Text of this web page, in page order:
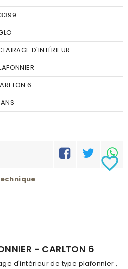
D'INTÉRIEUR
6
- CARLTON 6
d'intérieur de type plafonnier ,
favorite_border